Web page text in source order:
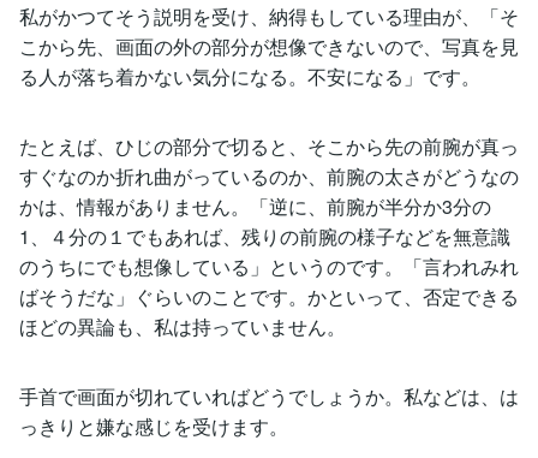
私がかつてそう説明を受け、納得もしている理由が、「そ
こから先、画面の外の部分が想像できないので、写真を見
る人が落ち着かない気分になる。不安になる」です。
たとえば、ひじの部分で切ると、そこから先の前腕が真っ
すぐなのか折れ曲がっているのか、前腕の太さがどうなの
かは、情報がありません。「逆に、前腕が半分か3分の
1、４分の１でもあれば、残りの前腕の様子などを無意識
のうちにでも想像している」というのです。「言われみれ
ばそうだな」ぐらいのことです。かといって、否定できる
ほどの異論も、私は持っていません。
手首で画面が切れていればどうでしょうか。私などは、は
っきりと嫌な感じを受けます。